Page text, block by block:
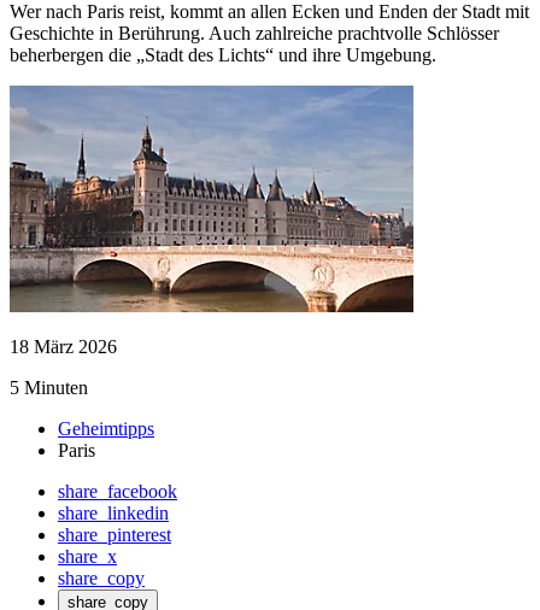
Wer nach Paris reist, kommt an allen Ecken und Enden der Stadt mit
Geschichte in Berührung. Auch zahlreiche prachtvolle Schlösser
beherbergen die „Stadt des Lichts“ und ihre Umgebung.
18 März 2026
5 Minuten
Geheimtipps
Paris
share_facebook
share_linkedin
share_pinterest
share_x
share_copy
share_copy